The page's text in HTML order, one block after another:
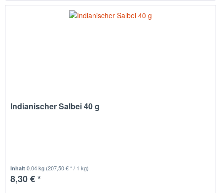
Indianischer Salbei 40 g
Inhalt0.04 kg (207,50 € * / 1 kg)
8,30 € *